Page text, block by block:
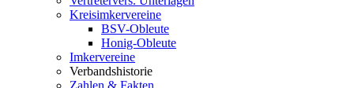
Kreisimkervereine
BSV-Obleute
Honig-Obleute
Imkervereine
Verbandshistorie
Zahlen & Fakten